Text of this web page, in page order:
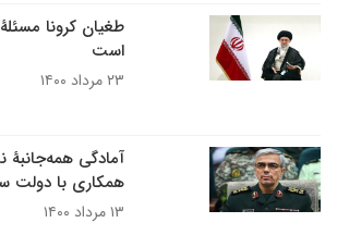
طغیان کرونا
است
۲۳ مرداد ۱۴۰۰
آمادگی همه‌جانبۀ
همکاری با دولت
۱۳ مرداد ۱۴۰۰